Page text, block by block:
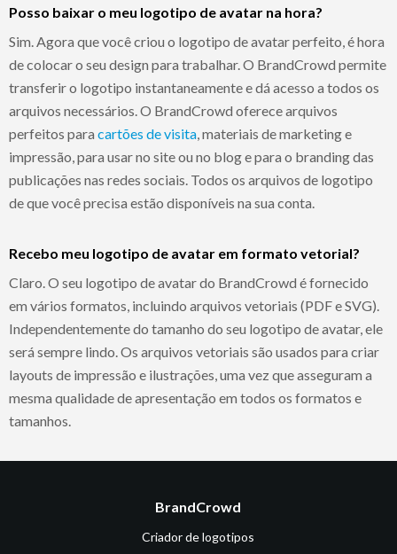
Posso baixar o meu logotipo de avatar na hora?
Sim. Agora que você criou o logotipo de avatar perfeito, é hora
de colocar o seu design para trabalhar. O BrandCrowd permite
transferir o logotipo instantaneamente e dá acesso a todos os
arquivos necessários. O BrandCrowd oferece arquivos
perfeitos para cartões de visita , materiais de marketing e
impressão, para usar no site ou no blog e para o branding das
publicações nas redes sociais. Todos os arquivos de logotipo
de que você precisa estão disponíveis na sua conta.
Recebo meu logotipo de avatar em formato vetorial?
Claro. O seu logotipo de avatar do BrandCrowd é fornecido
em vários formatos, incluindo arquivos vetoriais (PDF e SVG).
Independentemente do tamanho do seu logotipo de avatar, ele
será sempre lindo. Os arquivos vetoriais são usados para criar
layouts de impressão e ilustrações, uma vez que asseguram a
mesma qualidade de apresentação em todos os formatos e
tamanhos.
BrandCrowd
Criador de logotipos